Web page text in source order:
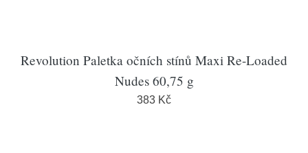
Revolution Paletka očních stínů Maxi Re-Loaded
Nudes 60,75 g
383 Kč